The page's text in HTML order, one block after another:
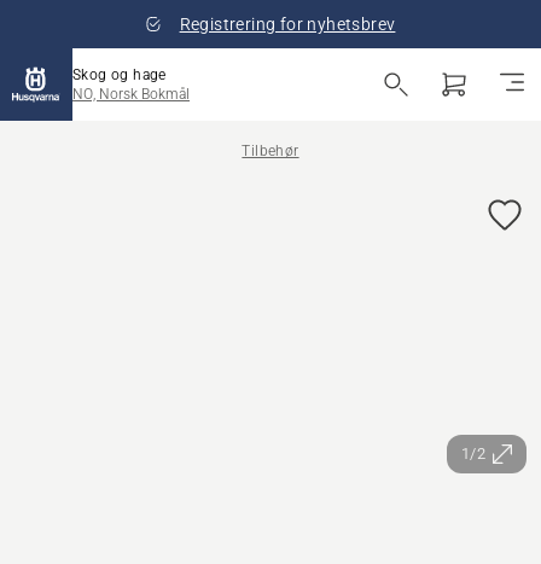
Registrering for nyhetsbrev
Skog og hage
NO, Norsk Bokmål
Tilbehør
1/2